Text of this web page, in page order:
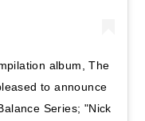
album, The
to announce
Series; "Nick